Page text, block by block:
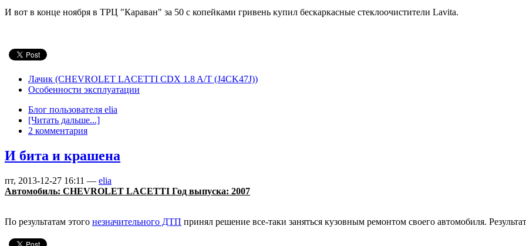
И вот в конце ноября в ТРЦ "Караван" за 50 с копейками гривень купил бескаркасные стеклоочистители Lavita.
Лачик (CHEVROLET LACETTI CDX 1.8 A/T (J4CK47J))
Особенности эксплуатации
Блог пользователя elia
[Читать дальше...]
2 комментария
И бита и крашена
пт, 2013-12-27 16:11 — elia
Автомобиль: CHEVROLET LACETTI Год выпуска: 2007
По результатам этого незначительного ДТП принял решение все-таки заняться кузовным ремонтом своего автомобиля.